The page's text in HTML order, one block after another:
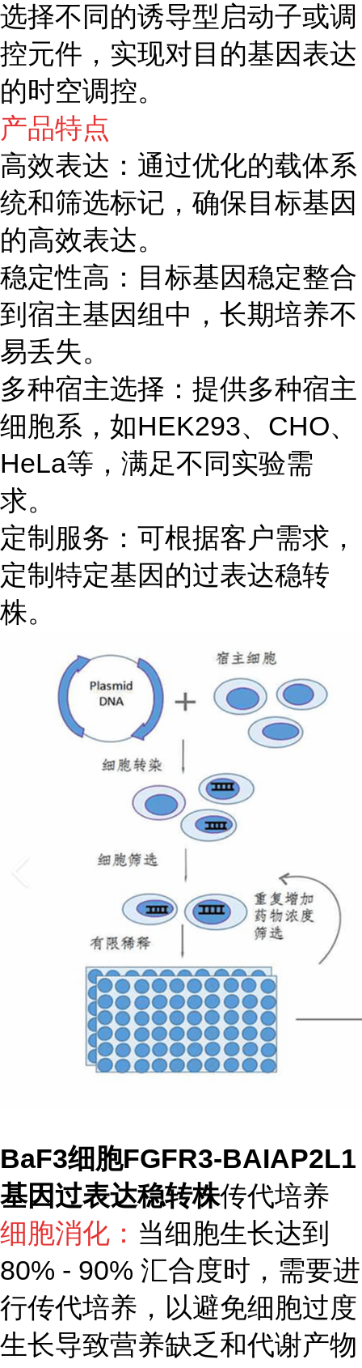
选择不同的诱导型启动子或调
控元件，实现对目的基因表达
的时空调控。
产品特点
高效表达：通过优化的载体系
统和筛选标记，确保目标基因
的高效表达。
稳定性高：目标基因稳定整合
到宿主基因组中，长期培养不
易丢失。
多种宿主选择：提供多种宿主
细胞系，如HEK293、CHO、
HeLa等，满足不同实验需
求。
定制服务：可根据客户需求，
定制特定基因的过表达稳转
株。
BaF3细胞FGFR3-BAIAP2L1
基因过表达稳转株传代培养
细胞消化： 当细胞生长达到
80% - 90% 汇合度时，需要进
行传代培养，以避免细胞过度
生长导致营养缺乏和代谢产物